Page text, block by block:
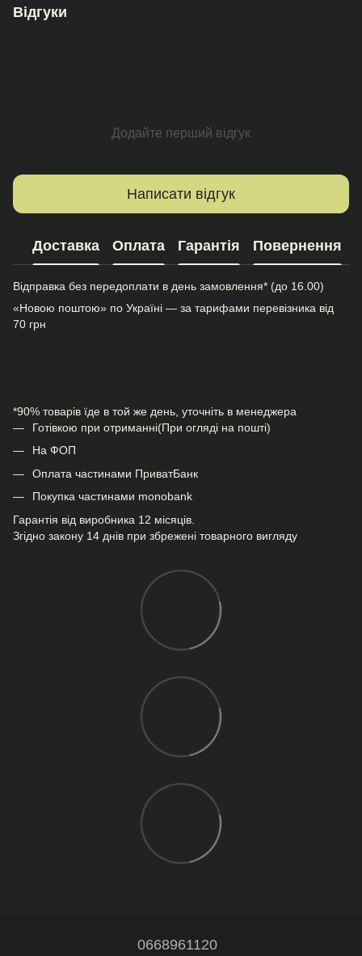
Відгуки
Додайте перший відгук
Написати відгук
Доставка Оплата Гарантія Повернення
Відправка без передоплати в день замовлення* (до 16.00)
«Новою поштою» по Україні — за тарифами перевізника від
70 грн
*90% товарів їде в той же день, уточніть в менеджера
Готівкою при отриманні(При огляді на пошті)
На ФОП
Оплата частинами ПриватБанк
Покупка частинами monobank
Гарантія від виробника 12 місяців.
Згідно закону 14 днів при збрежені товарного вигляду
0668961120